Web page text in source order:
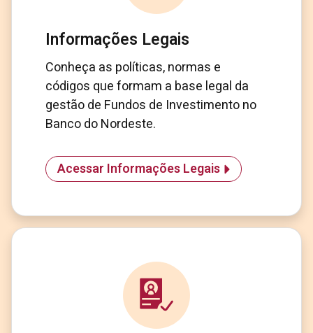
Informações Legais
Conheça as políticas, normas e
códigos que formam a base legal da
gestão de Fundos de Investimento no
Banco do Nordeste.
Acessar Informações Legais